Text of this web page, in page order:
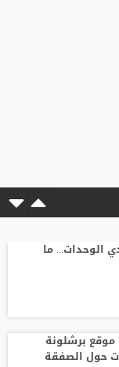
الوحدات... ما
موقع برشلونة
حول الصفقة